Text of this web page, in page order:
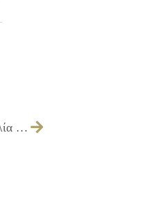
Έγκριση πίστωσης ποσού 4.900,00€ με Φ.Π.Α. για τη μουσική συναυλία «Τα τέσσερα Βlues»